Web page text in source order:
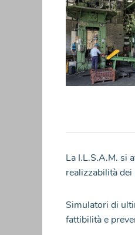
La I.L.S.A.M. si
realizzabilità
Simulatori di
fattibilità e